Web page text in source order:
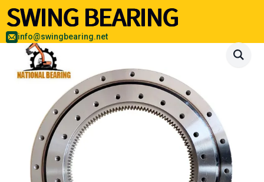
info@swingbearing.net